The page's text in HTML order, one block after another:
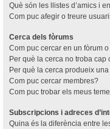
Què són les llistes d’amics i
Com puc afegir o treure
Cerca dels fòrums
Com puc cercar en un fòrum
Per què la cerca no troba cap
Per què la cerca produeix
Com puc cercar membres?
Com puc trobar els meus
Subscripcions i adreces
Quina és la diferència entre